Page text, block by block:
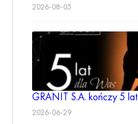
2026-08-05
GRANIT S.A. kończy 5 lat
2026-06-29